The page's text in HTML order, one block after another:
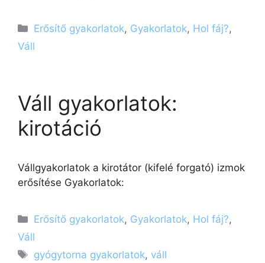
Kategória
Erősítő gyakorlatok, Gyakorlatok, Hol fáj?,
Váll
Váll gyakorlatok:
kirotáció
Vállgyakorlatok a kirotátor (kifelé forgató) izmok
erősítése Gyakorlatok:
Kategória
Erősítő gyakorlatok, Gyakorlatok, Hol fáj?,
Váll
Címkék
gyógytorna gyakorlatok, váll